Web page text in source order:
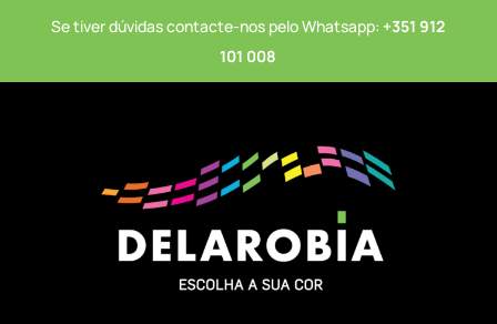
Se tiver dúvidas contacte-nos pelo Whatsapp: +351 912
101 008